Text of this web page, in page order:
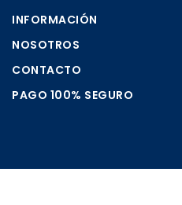
INFORMACIÓN
NOSOTROS
CONTACTO
PAGO 100% SEGURO